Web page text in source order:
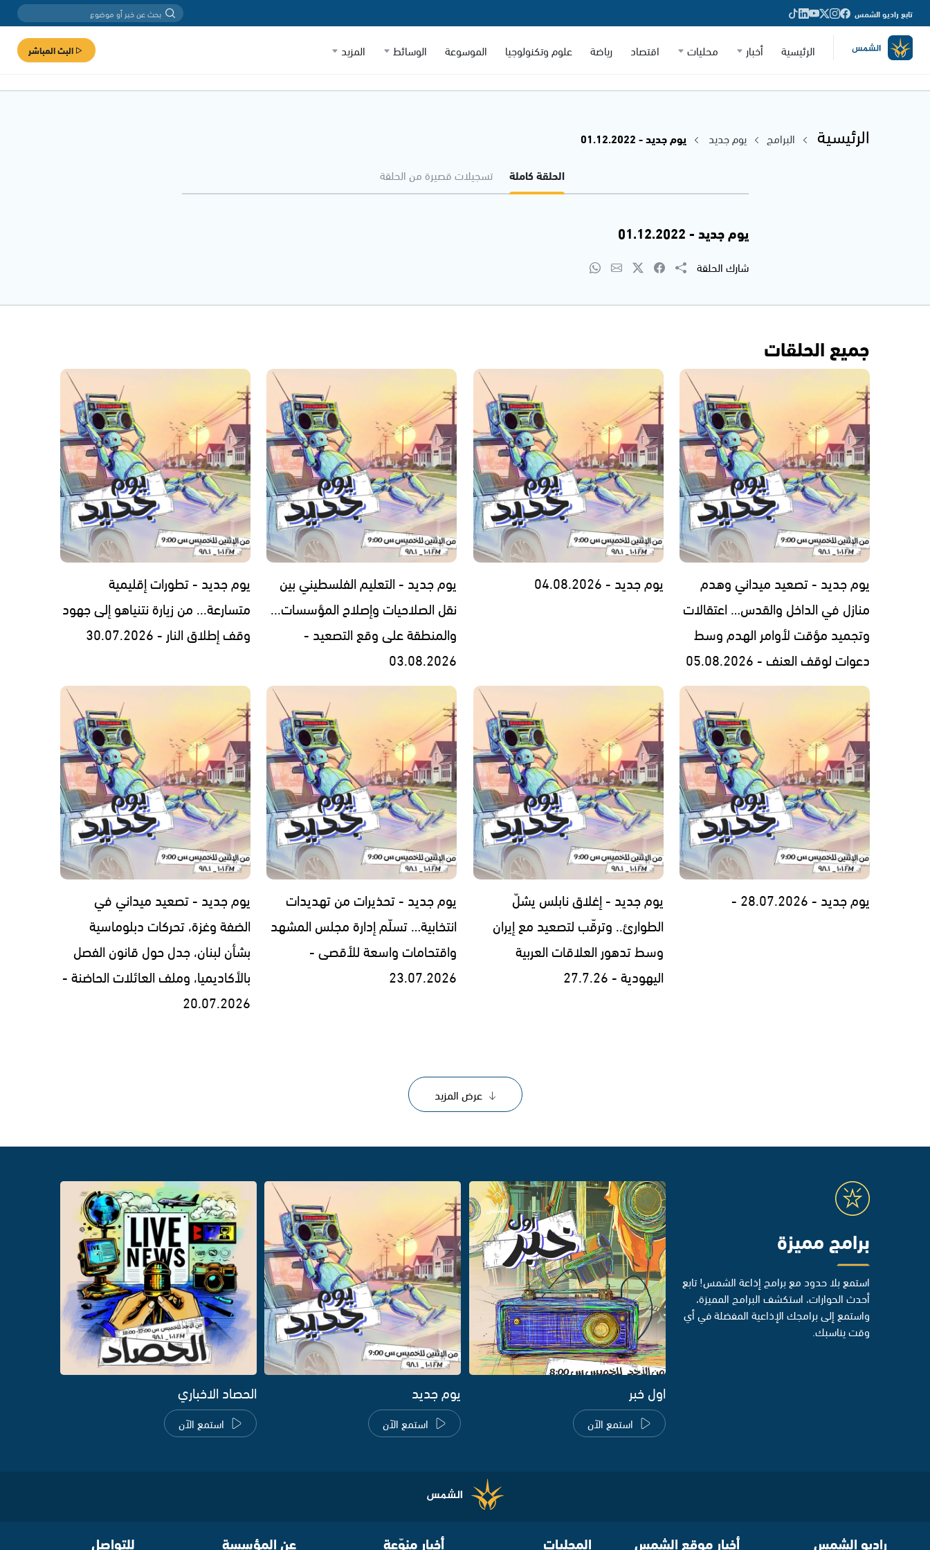
تابع راديو الشمس
الرئيسية أخبار محليات اقتصاد رياضة علوم وتكنولوجيا الموسوعة الوسائط المزيد البث المباشر
الرئيسية البرامج يوم جديد
يوم جديد - 01.12.2022
الحلقة كاملة
تسجيلات قصيرة من الحلقة
يوم جديد - 01.12.2022
شارك الحلقة
جميع الحلقات
يوم جديد - تصعيد ميداني وهدم
منازل في الداخل والقدس… اعتقالات
وتجميد مؤقت لأوامر الهدم وسط
دعوات لوقف العنف - 05.08.2026
يوم جديد - 04.08.2026
يوم جديد - التعليم الفلسطيني بين
نقل الصلاحيات وإصلاح المؤسسات...
والمنطقة على وقع التصعيد -
03.08.2026
يوم جديد - تطورات إقليمية
متسارعة... من زيارة نتنياهو إلى جهود
وقف إطلاق النار - 30.07.2026
يوم جديد - 28.07.2026 -
يوم جديد - إغلاق نابلس يشلّ
الطوارئ.. وترقّب لتصعيد مع إيران
وسط تدهور العلاقات العربية
اليهودية - 27.7.26
يوم جديد - تحذيرات من تهديدات
انتخابية… تسلّم إدارة مجلس المشهد
واقتحامات واسعة للأقصى -
23.07.2026
يوم جديد - تصعيد ميداني في
الضفة وغزة، تحركات دبلوماسية
بشأن لبنان، جدل حول قانون الفصل
بالأكاديميا، وملف العائلات الحاضنة -
20.07.2026
عرض المزيد
برامج مميزة
استمع بلا حدود مع برامج إذاعة الشمس! تابع
أحدث الحوارات، استكشف البرامج المميزة،
واستمع إلى برامجك الإذاعية المفضلة في أي
وقت يناسبك.
اول خبر
استمع الآن
يوم جديد
استمع الآن
الحصاد الاخباري
استمع الآن
راديو الشمس أخبار موقع الشمس المحليات أخبار منوّعة عن المؤسسة للتواصل